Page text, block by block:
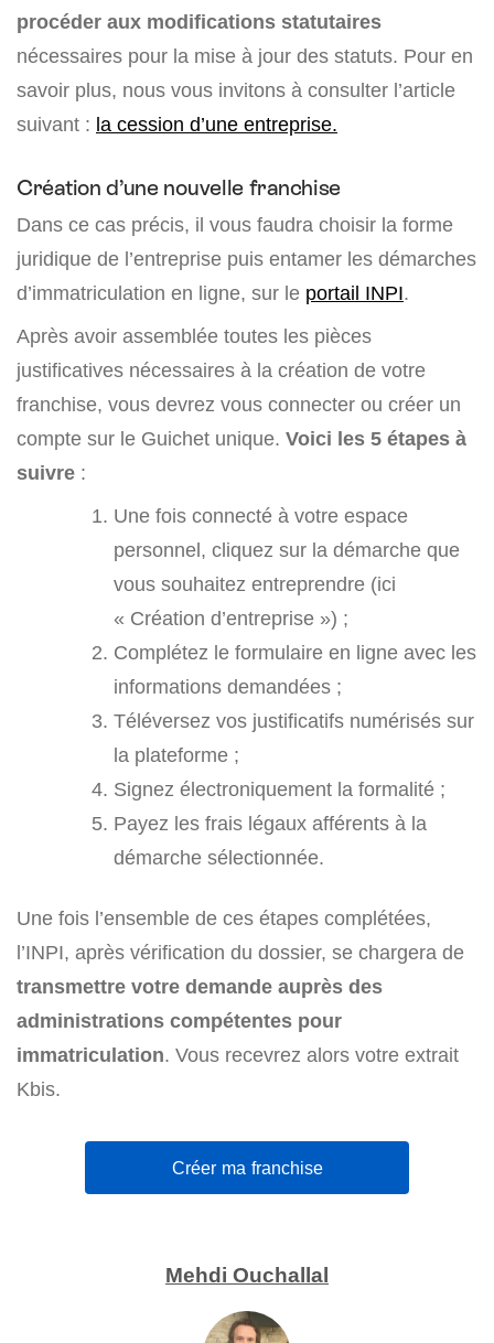
procéder aux modifications statutaires
nécessaires pour la mise à jour des statuts. Pour en
savoir plus, nous vous invitons à consulter l’article
suivant : la cession d’une entreprise.
Création d’une nouvelle franchise
Dans ce cas précis, il vous faudra choisir la forme
juridique de l’entreprise puis entamer les démarches
d’immatriculation en ligne, sur le portail INPI.
Après avoir assemblée toutes les pièces
justificatives nécessaires à la création de votre
franchise, vous devrez vous connecter ou créer un
compte sur le Guichet unique. Voici les 5 étapes à
suivre :
Une fois connecté à votre espace
personnel, cliquez sur la démarche que
vous souhaitez entreprendre (ici
« Création d’entreprise ») ;
Complétez le formulaire en ligne avec les
informations demandées ;
Téléversez vos justificatifs numérisés sur
la plateforme ;
Signez électroniquement la formalité ;
Payez les frais légaux afférents à la
démarche sélectionnée.
Une fois l’ensemble de ces étapes complétées,
l’INPI, après vérification du dossier, se chargera de
transmettre votre demande auprès des
administrations compétentes pour
immatriculation. Vous recevrez alors votre extrait
Kbis.
Créer ma franchise
Mehdi Ouchallal